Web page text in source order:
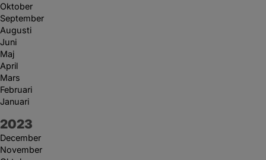
Oktober
September
Augusti
Juni
Maj
April
Mars
Februari
Januari
År:
2023
December
November